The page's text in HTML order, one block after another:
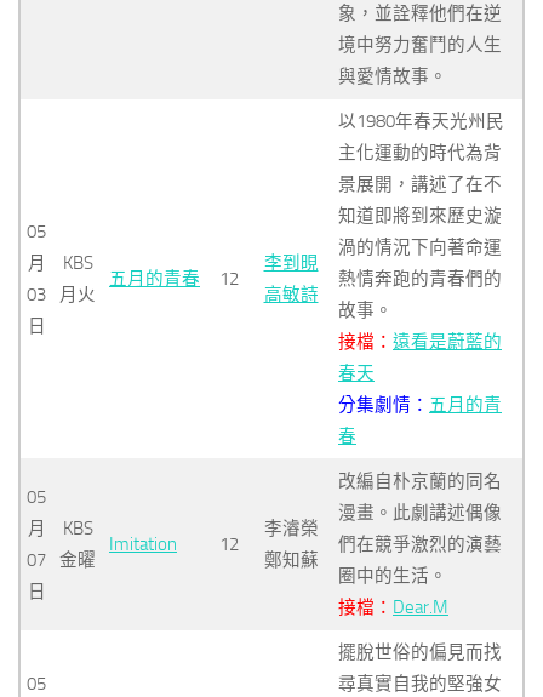
象，並詮釋他們在逆
境中努力奮鬥的人生
與愛情故事。
05
月
03
日
KBS
月火
五月的青春 12
李到晛
高敏詩
以1980年春天光州民
主化運動的時代為背
景展開，講述了在不
知道即將到來歷史漩
渦的情況下向著命運
熱情奔跑的青春們的
故事。
接檔： 遠看是蔚藍的
春天
分集劇情： 五月的青
春
05
月
07
日
KBS
金曜
Imitation 12
李濬榮
鄭知蘇
改編自朴京蘭的同名
漫畫。此劇講述偶像
們在競爭激烈的演藝
圈中的生活。
接檔： Dear.M
05
擺脫世俗的偏見而找
尋真實自我的堅強女